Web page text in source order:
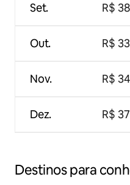
Set.
Out.
Nov.
Dez.
R$
R$
R$
R$
Destinos para